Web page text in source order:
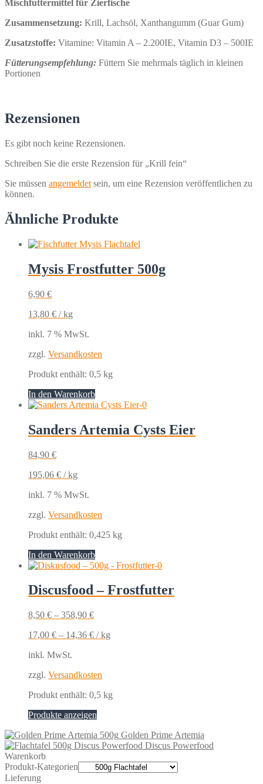
Mischfuttermittel für Zierfische
Zusammensetzung: Krill, Lachsöl, Xanthangumm (Guar Gum)
Zusatzstoffe: Vitamine: Vitamin A – 2.200IE, Vitamin D3 – 500IE
Fütterungsempfehlung: Füttern Sie mehrmals täglich in kleinen
Portionen
Rezensionen
Es gibt noch keine Rezensionen.
Schreiben Sie die erste Rezension für „Krill fein“
Sie müssen angemeldet sein, um eine Rezension veröffentlichen zu
können.
Ähnliche Produkte
Mysis Frostfutter 500g
6,90 €
13,80 € /kg
inkl. 7 % MwSt.
zzgl. Versandkosten
Produkt enthält: 0,5 kg
In den Warenkorb
Sanders Artemia Cysts Eier
84,90 €
195,06 € /kg
inkl. 7 % MwSt.
zzgl. Versandkosten
Produkt enthält: 0,425 kg
In den Warenkorb
Discusfood – Frostfutter
8,50 € – 358,90 €
17,00 € – 14,36 € /kg
inkl. MwSt.
zzgl. Versandkosten
Produkt enthält: 0,5 kg
Produkte anzeigen
Golden Prime Artemia
Discus Powerfood
Warenkorb
Produkt-Kategorien
Lieferung